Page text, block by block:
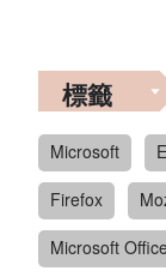
標籤
Microsoft
Firefox
Microsoft Office